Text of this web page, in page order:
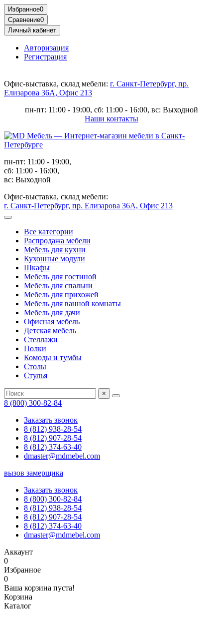
Избранное0
Сравнение0
Личный кабинет
Авторизация
Регистрация
Офис-выставка, склад мебели: г. Санкт-Петербург, пр.
Елизарова 36А, Офис 213
пн-пт: 11:00 - 19:00, сб: 11:00 - 16:00, вс: Выходной
Наши контакты
пн-пт: 11:00 - 19:00,
сб: 11:00 - 16:00,
вс: Выходной
Офис-выставка, склад мебели:
г. Санкт-Петербург, пр. Елизарова 36А, Офис 213
Все категории
Распродажа мебели
Мебель для кухни
Кухонные модули
Шкафы
Мебель для гостиной
Мебель для спальни
Мебель для прихожей
Мебель для ванной комнаты
Мебель для дачи
Офисная мебель
Детская мебель
Стеллажи
Полки
Комоды и тумбы
Столы
Стулья
×
8 (800) 300-82-84
Заказать звонок
8 (812) 938-28-54
8 (812) 907-28-54
8 (812) 374-63-40
dmaster@mdmebel.com
вызов замерщика
Заказать звонок
8 (800) 300-82-84
8 (812) 938-28-54
8 (812) 907-28-54
8 (812) 374-63-40
dmaster@mdmebel.com
Аккаунт
0
Избранное
0
Ваша корзина пуста!
Корзина
Каталог